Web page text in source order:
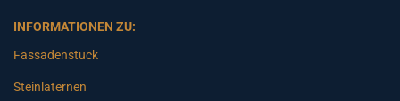
INFORMATIONEN ZU:
Fassadenstuck
Steinlaternen